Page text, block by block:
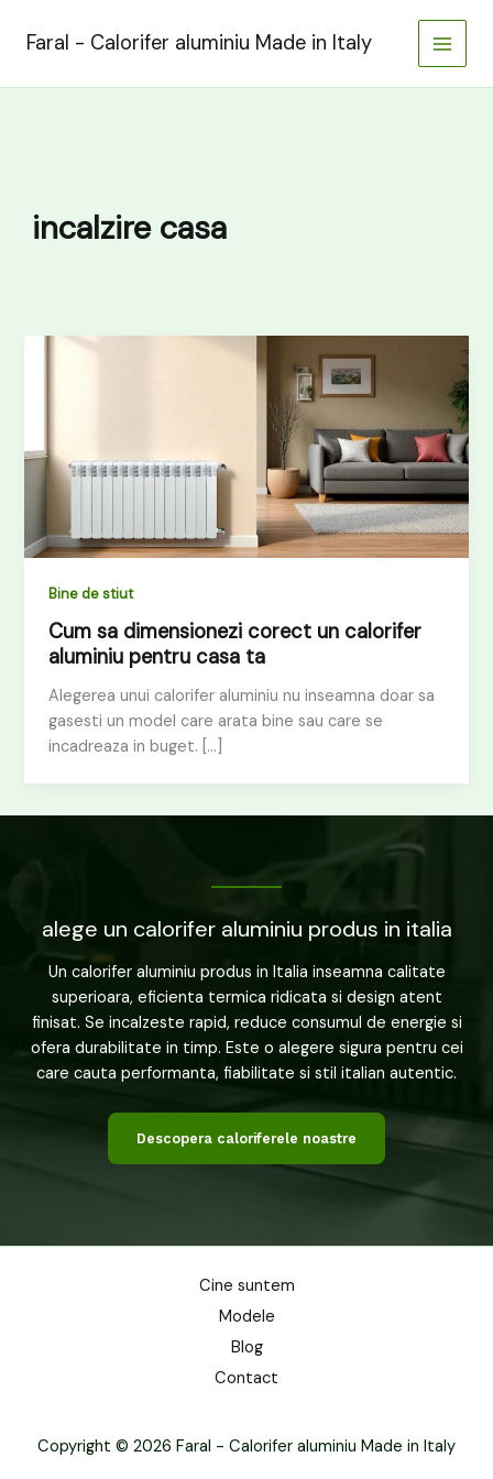
Faral - Calorifer aluminiu Made in Italy
incalzire casa
Bine de stiut
Cum sa dimensionezi corect un calorifer
aluminiu pentru casa ta
Alegerea unui calorifer aluminiu nu inseamna doar sa
gasesti un model care arata bine sau care se
incadreaza in buget. […]
alege un calorifer aluminiu produs in italia
Un calorifer aluminiu produs in Italia inseamna calitate
superioara, eficienta termica ridicata si design atent
finisat. Se incalzeste rapid, reduce consumul de energie si
ofera durabilitate in timp. Este o alegere sigura pentru cei
care cauta performanta, fiabilitate si stil italian autentic.
Descopera caloriferele noastre
Cine suntem
Modele
Blog
Contact
Copyright © 2026 Faral - Calorifer aluminiu Made in Italy